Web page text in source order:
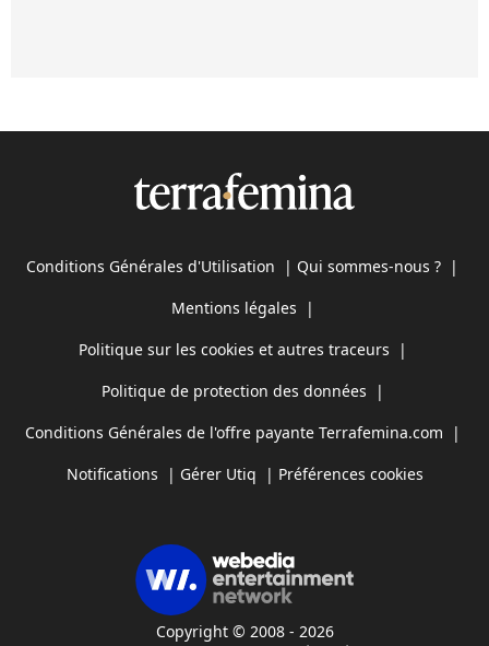
Conditions Générales d'Utilisation | Qui sommes-nous ? |
Mentions légales |
Politique sur les cookies et autres traceurs |
Politique de protection des données |
Conditions Générales de l'offre payante Terrafemina.com |
Notifications | Gérer Utiq | Préférences cookies
Copyright © 2008 - 2026